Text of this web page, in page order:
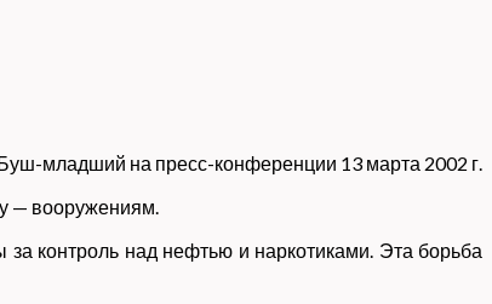
младший на пресс-конференции 13 марта 2002 г.
— вооружениям.
контроль над нефтью и наркотиками. Эта борьба